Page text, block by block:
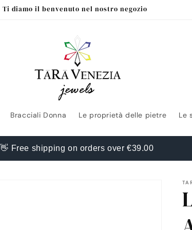
Ti diamo il benvenuto nel nostro negozio
Bracciali Donna Le proprietà delle pietre Le
👋 Free shipping on orders over €39.00